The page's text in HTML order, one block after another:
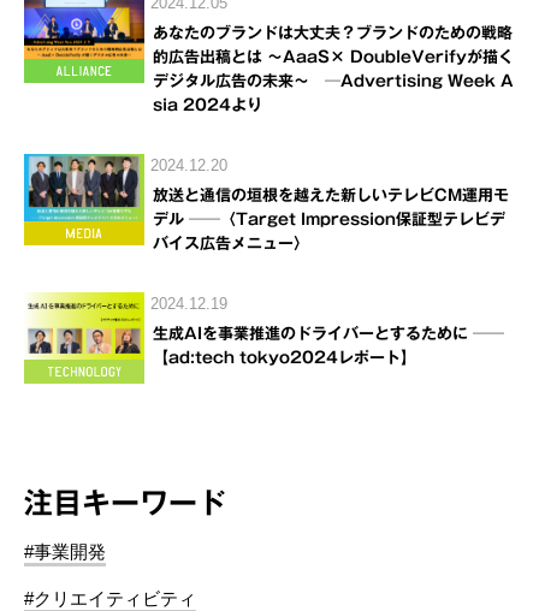
あなたのブランドは大丈夫？ブランドのための戦略
的広告出稿とは ～AaaS× DoubleVerifyが描く
デジタル広告の未来～ ─Advertising Week A
sia 2024より
2024.12.20
放送と通信の垣根を越えた新しいテレビCM運用モ
デル ──〈Target Impression保証型テレビデ
バイス広告メニュー〉
2024.12.19
生成AIを事業推進のドライバーとするために ──
【ad:tech tokyo2024レポート】
注目キーワード
#事業開発
#クリエイティビティ